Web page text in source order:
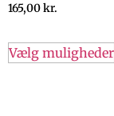
165,00kr.
Vælg muligheder